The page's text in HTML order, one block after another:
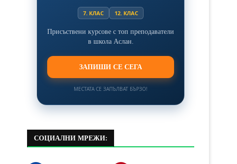
7. КЛАС 12. КЛАС
Присъствени курсове с топ преподаватели
в школа Аслан.
ЗАПИШИ СЕ СЕГА
МЕСТАТА СЕ ЗАПЪЛВАТ БЪРЗО!
СОЦИАЛНИ МРЕЖИ: